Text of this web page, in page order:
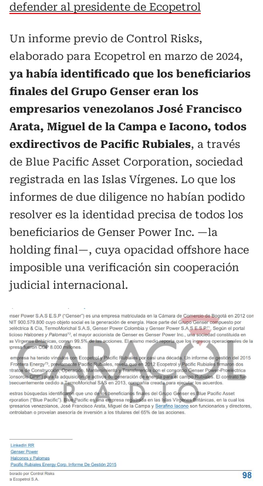
defender al presidente de Ecopetrol
Un informe previo de Control Risks,
elaborado para Ecopetrol en marzo de 2024,
ya había identificado que los beneficiarios
finales del Grupo Genser eran los
empresarios venezolanos José Francisco
Arata, Miguel de la Campa e Iacono, todos
exdirectivos de Pacific Rubiales, a través
de Blue Pacific Asset Corporation, sociedad
registrada en las Islas Vírgenes. Lo que los
informes de due diligence no habían podido
resolver es la identidad precisa de todos los
beneficiarios de Genser Power Inc. —la
holding final—, cuya opacidad offshore hace
imposible una verificación sin cooperación
judicial internacional.